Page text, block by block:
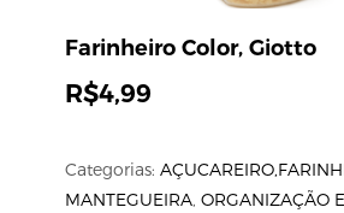
Farinheiro Color, Giotto
R$4,99
Categorias:
MANTEGUEIRA, ORGANIZAÇÃO